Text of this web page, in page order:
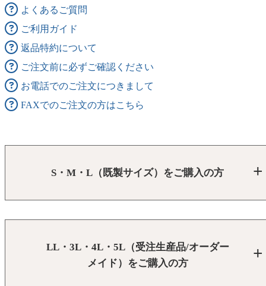
よくあるご質問
ご利用ガイド
返品特約について
ご注文前に必ずご確認ください
お電話でのご注文につきまして
FAXでのご注文の方はこちら
S・M・L（既製サイズ）をご購入の方
LL・3L・4L・5L（受注生産品/オーダー
メイド）をご購入の方